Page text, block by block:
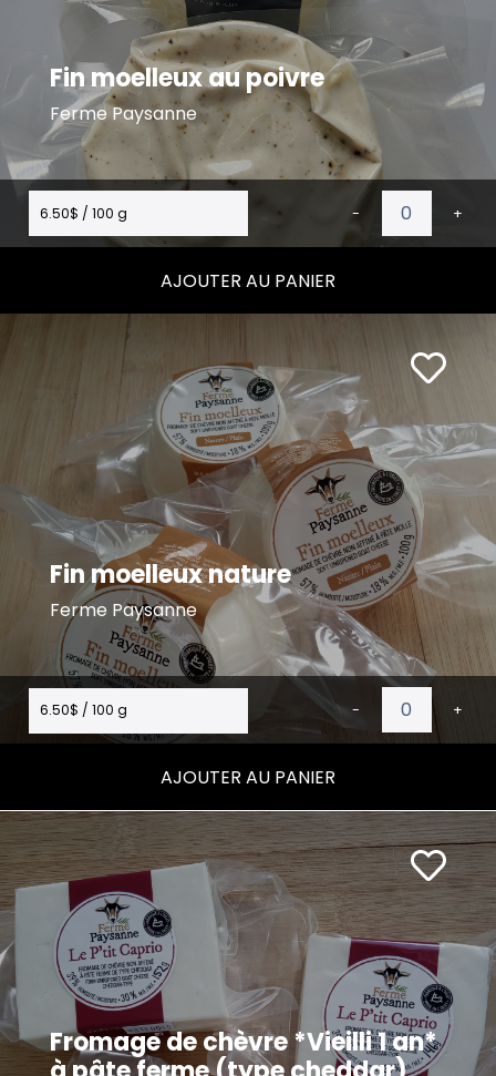
Fin moelleux au poivre
Ferme Paysanne
6.50$ / 100 g - +
AJOUTER AU PANIER
Fin moelleux nature
Ferme Paysanne
6.50$ / 100 g - +
AJOUTER AU PANIER
Fromage de chèvre *Vieilli 1 an*